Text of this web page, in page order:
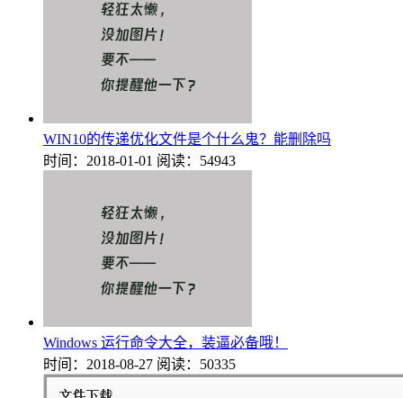
WIN10的传递优化文件是个什么鬼？能删除吗
时间：2018-01-01 阅读：54943
Windows 运行命令大全，装逼必备哦！
时间：2018-08-27 阅读：50335